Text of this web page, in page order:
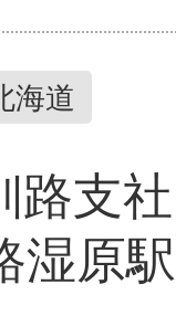
海道
路支
湿原